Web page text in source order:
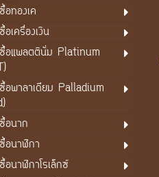
อทองเค
อเครื่องเงิน
อแพลตตินั่ม Platinum
อพาลาเดียม Palladium
อนาก
อนาฬิกา
อนาฬิกาโรเล็กซ์